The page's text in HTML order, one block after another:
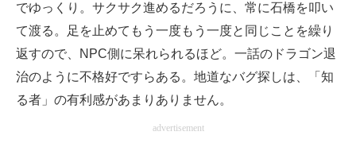
でゆっくり。サクサク進めるだろうに、常に石橋を叩い
て渡る。足を止めてもう一度もう一度と同じことを繰り
返すので、NPC側に呆れられるほど。一話のドラゴン退
治のように不格好ですらある。地道なバグ探しは、「知
る者」の有利感があまりありません。
advertisement